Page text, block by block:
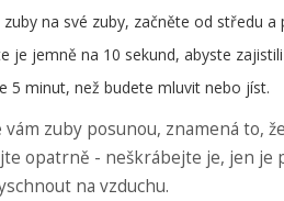
zuby na své zuby, začněte od středu
je jemně na 10 sekund, abyste
5 minut, než budete mluvit nebo jíst.
vám zuby posunou, znamená to,
opatrně - neškrábejte je, jen je
na vzduchu.